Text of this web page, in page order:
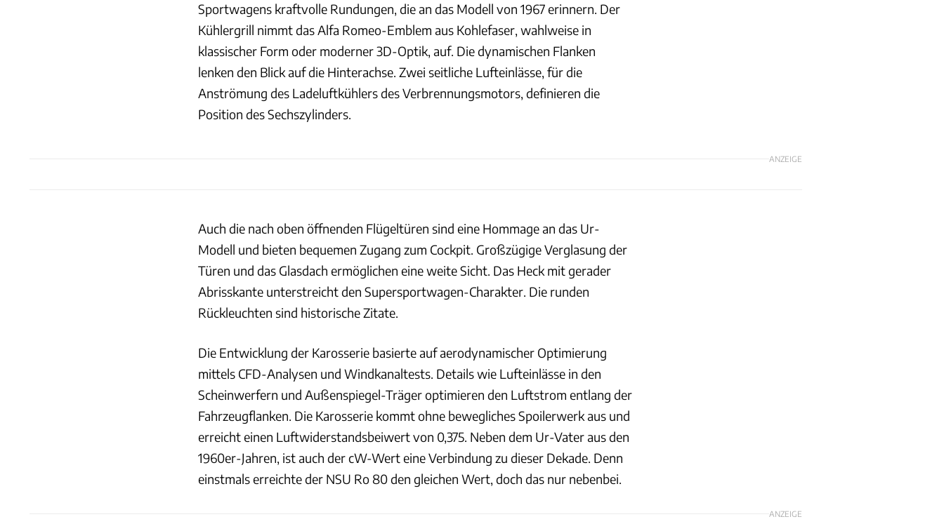
Sportwagens kraftvolle Rundungen, die an das Modell von 1967 erinnern. Der
Kühlergrill nimmt das Alfa Romeo-Emblem aus Kohlefaser, wahlweise in
klassischer Form oder moderner 3D-Optik, auf. Die dynamischen Flanken
lenken den Blick auf die Hinterachse. Zwei seitliche Lufteinlässe, für die
Anströmung des Ladeluftkühlers des Verbrennungsmotors, definieren die
Position des Sechszylinders.
ANZEIGE
Auch die nach oben öffnenden Flügeltüren sind eine Hommage an das Ur-
Modell und bieten bequemen Zugang zum Cockpit. Großzügige Verglasung der
Türen und das Glasdach ermöglichen eine weite Sicht. Das Heck mit gerader
Abrisskante unterstreicht den Supersportwagen-Charakter. Die runden
Rückleuchten sind historische Zitate.
Die Entwicklung der Karosserie basierte auf aerodynamischer Optimierung
mittels CFD-Analysen und Windkanaltests. Details wie Lufteinlässe in den
Scheinwerfern und Außenspiegel-Träger optimieren den Luftstrom entlang der
Fahrzeugflanken. Die Karosserie kommt ohne bewegliches Spoilerwerk aus und
erreicht einen Luftwiderstandsbeiwert von 0,375. Neben dem Ur-Vater aus den
1960er-Jahren, ist auch der cW-Wert eine Verbindung zu dieser Dekade. Denn
einstmals erreichte der NSU Ro 80 den gleichen Wert, doch das nur nebenbei.
ANZEIGE